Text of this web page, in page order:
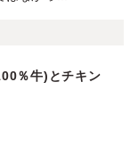
％牛)とチキン